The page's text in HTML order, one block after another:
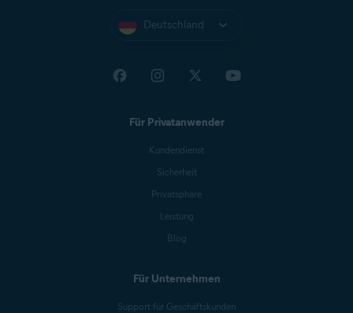
Deutschland
Für Privatanwender
Kundendienst
Sicherheit
Privatsphäre
Leistung
Blog
Für Unternehmen
Support für Geschäftskunden